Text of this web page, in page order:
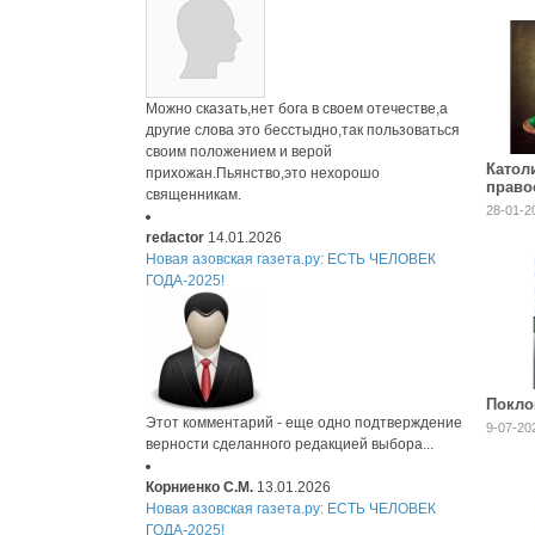
будет
28-01-
9-07-
Можно сказать,нет бога в своем отечестве,а
другие слова это бесстыдно,так пользоваться
своим положением и верой
прихожан.Пьянство,это нехорошо
священникам.
redactor 14.01.2026
Новая азовская газета.ру: ЕСТЬ ЧЕЛОВЕК
ГОДА-2025!
Этот комментарий - еще одно подтверждение
верности сделанного редакцией выбора...
Корниенко С.М. 13.01.2026
Новая азовская газета.ру: ЕСТЬ ЧЕЛОВЕК
ГОДА-2025!